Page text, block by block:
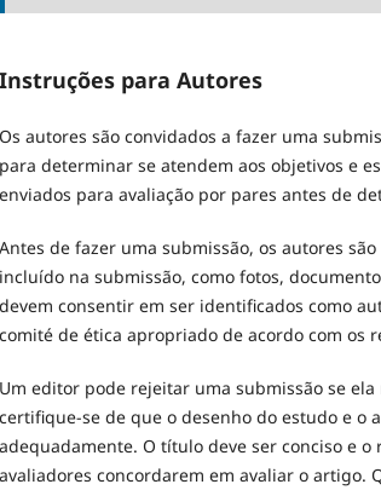
Instruções para Autores
Os autores são convidados a fazer uma
para determinar se atendem aos objetivos e
enviados para avaliação por pares antes de
Antes de fazer uma submissão, os autores
incluído na submissão, como fotos,
devem consentir em ser identificados como
comité de ética apropriado de acordo com os
Um editor pode rejeitar uma submissão se
certifique-se de que o desenho do estudo e
adequadamente. O título deve ser conciso e
avaliadores concordarem em avaliar o artigo.